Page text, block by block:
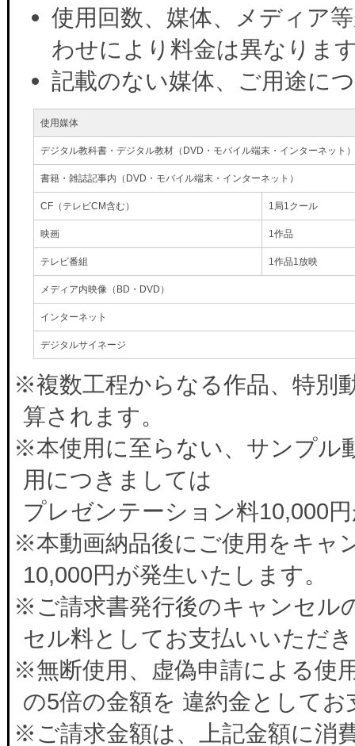
使用回数、媒体、メディア
わせにより料金は異なりま
記載のない媒体、ご用途に
使用媒体
デジタル教科書・デジタル教材（DVD・モバイル端末・インターネット）
書籍・雑誌記事内（DVD・モバイル端末・インターネット）
CF（テレビCM含む） 1局1クール
映画 1作品
テレビ番組 1作品1放映
メディア内映像（BD・DVD）
インターネット
デジタルサイネージ
※複数工程からなる作品、特別
算されます。
※本使用に至らない、サンプル
用につきましては
プレゼンテーション料10,000
※本動画納品後にご使用をキャ
10,000円が発生いたします。
※ご請求書発行後のキャンセル
セル料としてお支払いいただ
※無断使用、虚偽申請による使
の5倍の金額を 違約金として
※ご請求金額は、上記金額に消